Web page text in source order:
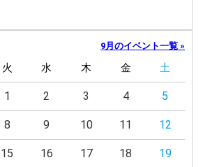
9月のイベント一覧 »
火 水 木 金 土
1 2 3 4 5
8 9 10 11 12
15 16 17 18 19